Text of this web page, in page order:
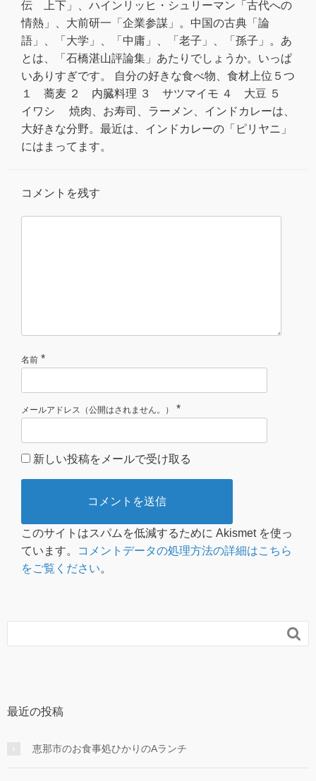
伝 上下」、ハインリッヒ・シュリーマン「古代への
情熱」、大前研一「企業参謀」。中国の古典「論
語」、「大学」、「中庸」、「老子」、「孫子」。あ
とは、「石橋湛山評論集」あたりでしょうか。いっぱ
いありすぎです。 自分の好きな食べ物、食材上位５つ
１ 蕎麦 ２ 内臓料理 ３ サツマイモ ４ 大豆 ５
イワシ 焼肉、お寿司、ラーメン、インドカレーは、
大好きな分野。最近は、インドカレーの「ピリヤニ」
にはまってます。
コメントを残す
名前 *
メールアドレス（公開はされません。） *
新しい投稿をメールで受け取る
このサイトはスパムを低減するために Akismet を使っ
ています。
コメントデータの処理方法の詳細はこちら
をご覧ください。

最近の投稿
恵那市のお食事処ひかりのAランチ